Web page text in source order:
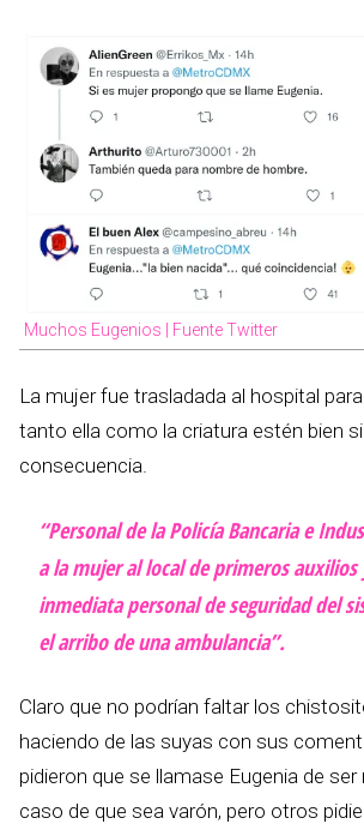
Muchos Eugenios | Fuente Twitter
La mujer fue trasladada al hospital
tanto ella como la criatura estén bien
consecuencia.
“Personal de la Policía Bancaria e
a la mujer al local de primeros auxilios
inmediata personal de seguridad del
el arribo de una ambulancia”.
Claro que no podrían faltar los
haciendo de las suyas con sus
pidieron que se llamase Eugenia de ser
caso de que sea varón, pero otros